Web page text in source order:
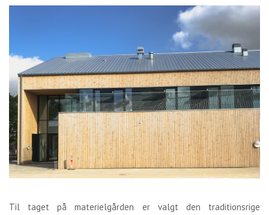
Til taget på materielgården er valgt den traditionsrige